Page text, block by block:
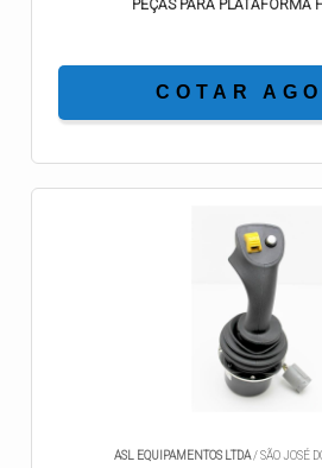
PEÇAS PARA PLATAFORMA
COTAR
ASL EQUIPAMENTOS LTDA/ SÃO JOSÉ